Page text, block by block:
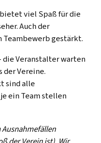
viel Spaß für die
Auch der
Teambewerb gestärkt.
Veranstalter warten
der Vereine.
sind alle
ein Team stellen